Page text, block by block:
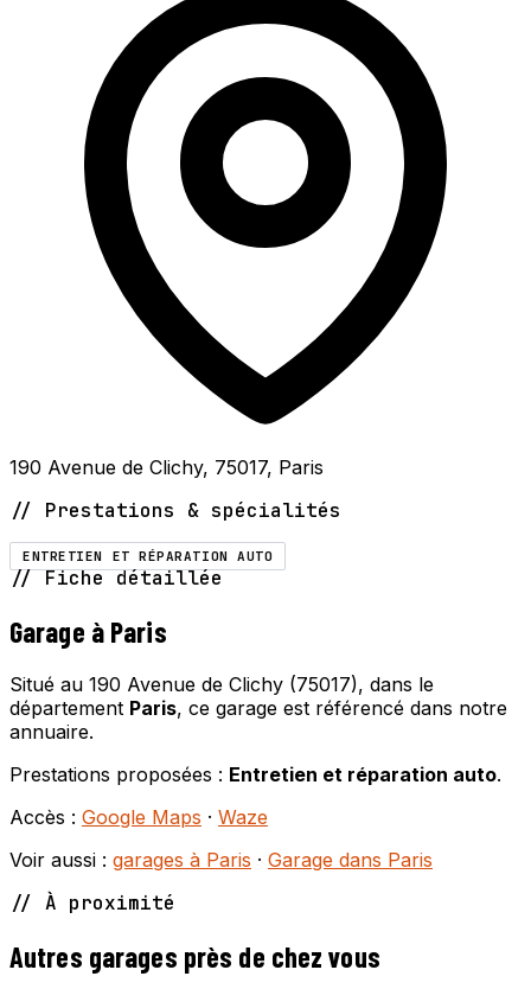
190 Avenue de Clichy, 75017, Paris
// Prestations & spécialités
ENTRETIEN ET RÉPARATION AUTO
// Fiche détaillée
Garage à Paris
Situé au 190 Avenue de Clichy (75017), dans le
département Paris, ce garage est référencé dans notre
annuaire.
Prestations proposées : Entretien et réparation auto.
Accès : Google Maps · Waze
Voir aussi : garages à Paris · Garage dans Paris
// À proximité
Autres garages près de chez vous